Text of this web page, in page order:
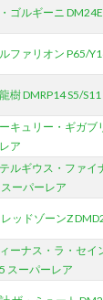
ゴルギーニ
ファリオン P65/
樹 DMRP14 S5/
キュリー・ギガブ
ア
ルギウス・ファイ
ーパーレア
ッドゾーンZ
ーナス・ラ・セイ
スーパーレア